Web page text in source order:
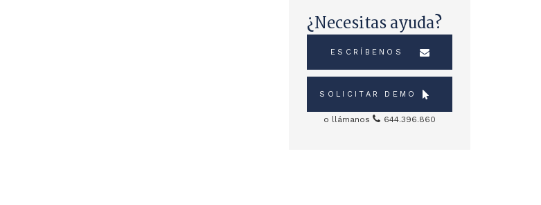
¿Necesitas ayuda?
ESCRÍBENOS
SOLICITAR DEMO
o llámanos 644.396.860